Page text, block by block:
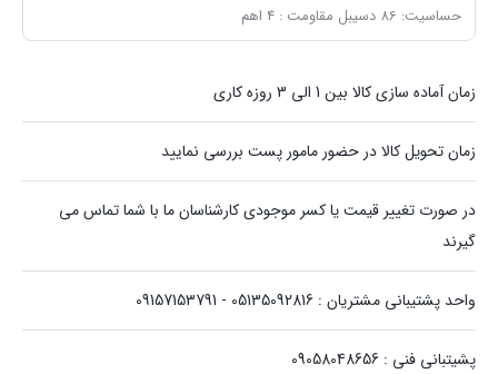
حساسیت: 86 دسیبل مقاومت : 4 اهم
زمان آماده سازی کالا بین 1 الی 3 روزه کاری
زمان تحویل کالا در حضور مامور پست بررسی نمایید
در صورت تغییر قیمت یا کسر موجودی کارشناسان ما با شما تماس می
گیرند
واحد پشتیبانی مشتریان : 05135092816 - 09157153791
پشیتبانی فنی : 09058048656